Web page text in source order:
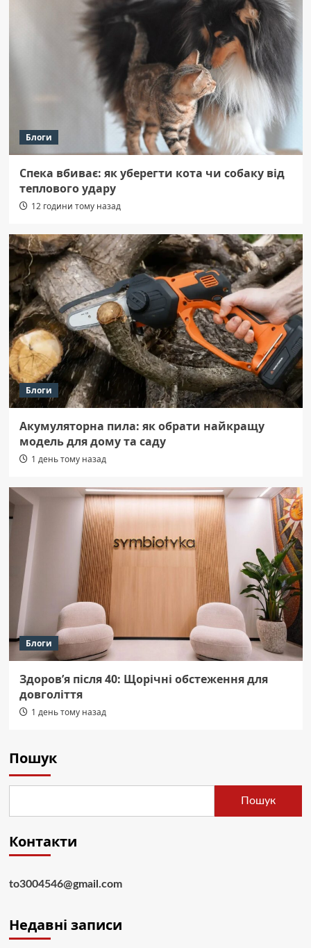
Блоги
Спека вбиває: як уберегти кота чи собаку від
теплового удару
12 години тому назад
Блоги
Акумуляторна пила: як обрати найкращу
модель для дому та саду
1 день тому назад
Блоги
Здоров’я після 40: Щорічні обстеження для
довголіття
1 день тому назад
Пошук
Пошук
Контакти
to3004546@gmail.com
Недавні записи